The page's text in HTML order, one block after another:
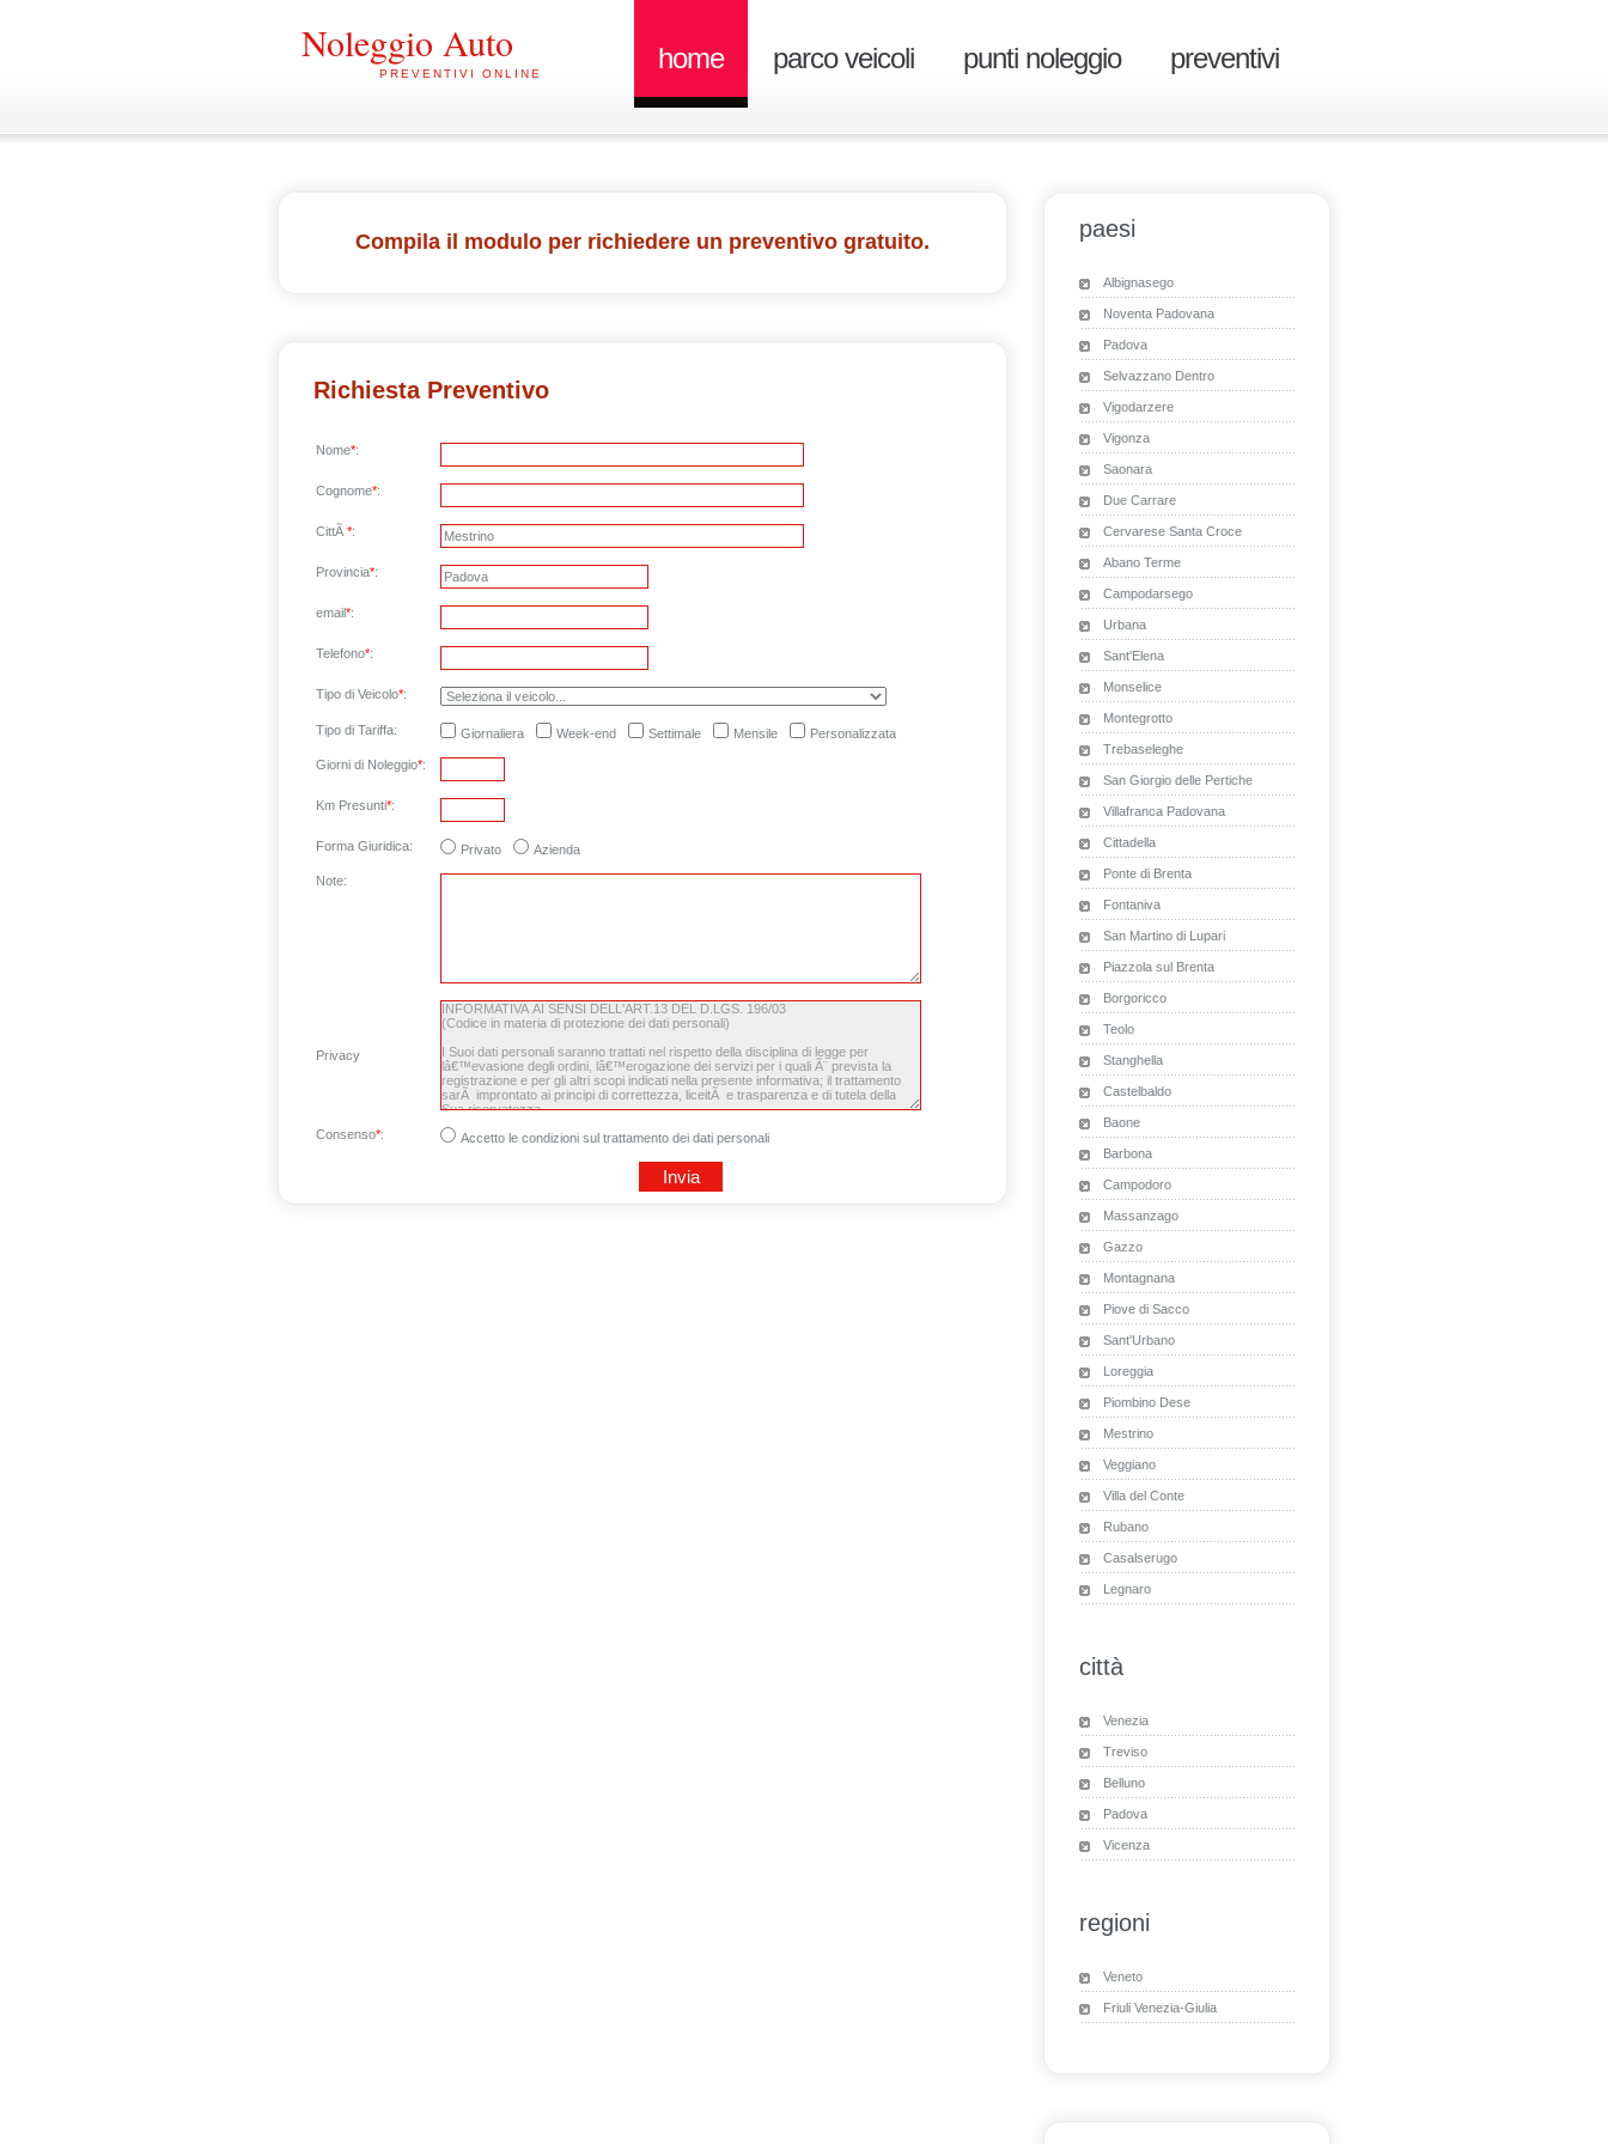
Noleggio Auto
PREVENTIVI ONLINE home parco veicoli punti noleggio preventivi
Compila il modulo per richiedere un preventivo gratuito.
Richiesta Preventivo
Nome*:
Cognome*:
CittÃ *:
Provincia*:
email*:
Telefono*:
Tipo di Veicolo*:
Tipo di Tariffa: Giornaliera Week-end Settimale Mensile Personalizzata
Giorni di Noleggio*:
Km Presunti*:
Forma Giuridica: Privato Azienda
Note:
Privacy
Consenso*: Accetto le condizioni sul trattamento dei dati personali
paesi
Albignasego
Noventa Padovana
Padova
Selvazzano Dentro
Vigodarzere
Vigonza
Saonara
Due Carrare
Cervarese Santa Croce
Abano Terme
Campodarsego
Urbana
Sant'Elena
Monselice
Montegrotto
Trebaseleghe
San Giorgio delle Pertiche
Villafranca Padovana
Cittadella
Ponte di Brenta
Fontaniva
San Martino di Lupari
Piazzola sul Brenta
Borgoricco
Teolo
Stanghella
Castelbaldo
Baone
Barbona
Campodoro
Massanzago
Gazzo
Montagnana
Piove di Sacco
Sant'Urbano
Loreggia
Piombino Dese
Mestrino
Veggiano
Villa del Conte
Rubano
Casalserugo
Legnaro
città
Venezia
Treviso
Belluno
Padova
Vicenza
regioni
Veneto
Friuli Venezia-Giulia